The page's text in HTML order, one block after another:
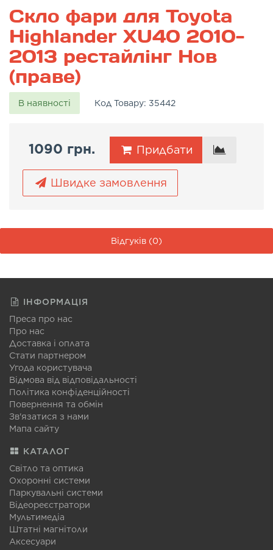
Скло фари для Toyota
Highlander XU40 2010-
2013 рестайлінг Нов
(праве)
В наявності Код Товару: 35442
1090 грн. Придбати
Швидке замовлення
Відгуків (0)
ІНФОРМАЦІЯ
Преса про нас
Про нас
Доставка і оплата
Стати партнером
Угода користувача
Відмова від відповідальності
Політика конфіденційності
Повернення та обмін
Зв'язатися з нами
Мапа сайту
КАТАЛОГ
Світло та оптика
Охоронні системи
Паркувальні системи
Відеореєстратори
Мультимедіа
Штатні магнітоли
Аксесуари